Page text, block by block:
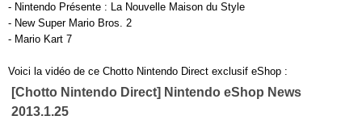
- Nintendo Présente : La Nouvelle Maison du Style
- New Super Mario Bros. 2
- Mario Kart 7
Voici la vidéo de ce Chotto Nintendo Direct exclusif eShop :
[Chotto Nintendo Direct] Nintendo eShop News
2013.1.25